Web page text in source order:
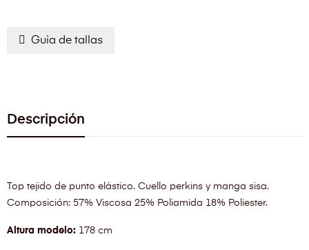
Guia de tallas
Descripción
Top tejido de punto elástico. Cuello perkins y manga sisa.
Composición: 57% Viscosa 25% Poliamida 18% Poliester.
Altura modelo: 178 cm